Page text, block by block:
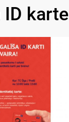
ID karte